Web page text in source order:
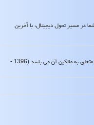
در مسیر تحول دیجیتال، با آخرین
ict-pars.ir - مالکیت معنوی سایت پارس آی سی تی متعلق به مالکین آن می باشد (1396 -